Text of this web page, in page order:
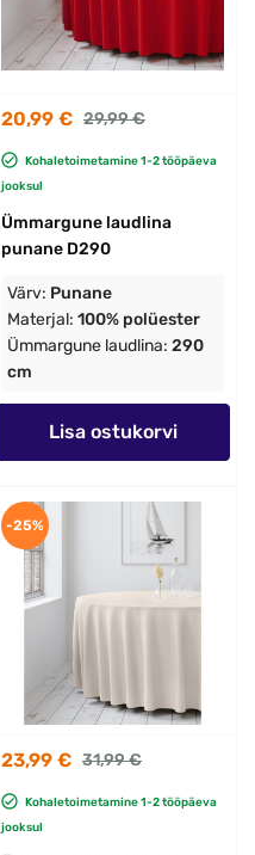
20,99 € 29,99 €
Kohaletoimetamine 1-2 tööpäeva
jooksul
Ümmargune laudlina
punane D290
Värv: Punane
Materjal: 100% polüester
Ümmargune laudlina: 290
cm
Lisa ostukorvi
23,99 € 31,99 €
Kohaletoimetamine 1-2 tööpäeva
jooksul
-25%